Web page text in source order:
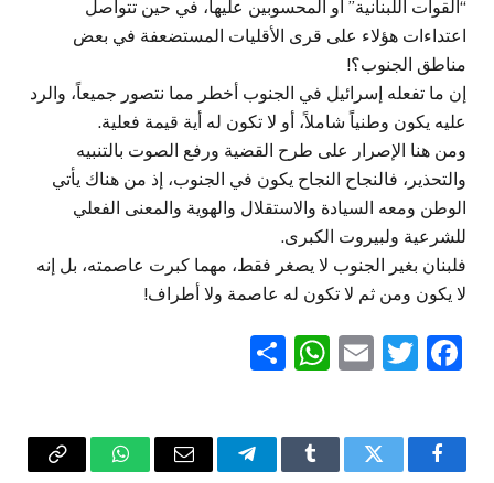
“القوات اللبنانية” أو المحسوبين عليها، في حين تتواصل
اعتداءات هؤلاء على قرى الأقليات المستضعفة في بعض
مناطق الجنوب؟!
إن ما تفعله إسرائيل في الجنوب أخطر مما نتصور جميعاً، والرد
عليه يكون وطنياً شاملاً، أو لا تكون له أية قيمة فعلية.
ومن هنا الإصرار على طرح القضية ورفع الصوت بالتنبيه
والتحذير، فالنجاح النجاح يكون في الجنوب، إذ من هناك يأتي
الوطن ومعه السيادة والاستقلال والهوية والمعنى الفعلي
للشرعية ولبيروت الكبرى.
فلبنان بغير الجنوب لا يصغر فقط، مهما كبرت عاصمته، بل إنه
لا يكون ومن ثم لا تكون له عاصمة ولا أطراف!
Facebook
Twitter
Email
WhatsApp
فيسبوكتويتر Tumblr تيلقرام البريد
واتسابCopy